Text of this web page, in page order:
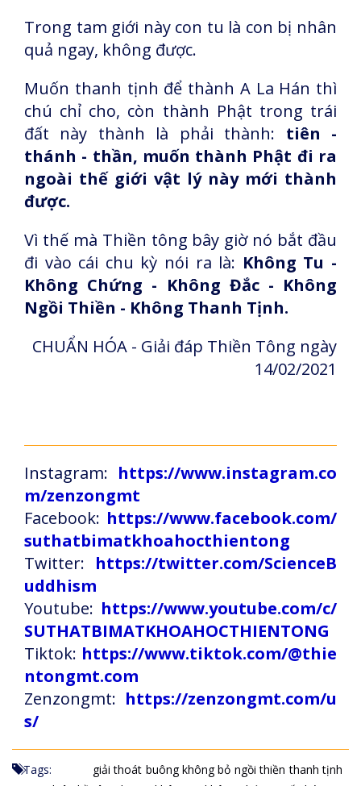
Trong tam giới này con tu là con bị nhân
quả ngay, không được.
Muốn thanh tịnh để thành A La Hán thì
chú chỉ cho, còn thành Phật trong trái
đất này thành là phải thành: tiên -
thánh - thần, muốn thành Phật đi ra
ngoài thế giới vật lý này mới thành
được.
Vì thế mà Thiền tông bây giờ nó bắt đầu
đi vào cái chu kỳ nói ra là: Không Tu -
Không Chứng - Không Đắc - Không
Ngồi Thiền - Không Thanh Tịnh.
CHUẨN HÓA - Giải đáp Thiền Tông ngày
14/02/2021
Instagram: https://www.instagram.co
m/zenzongmt
Facebook: https://www.facebook.com/
suthatbimatkhoahocthientong
Twitter: https://twitter.com/ScienceB
uddhism
Youtube: https://www.youtube.com/c/
SUTHATBIMATKHOAHOCTHIENTONG
Tiktok: https://www.tiktok.com/@thie
ntongmt.com
Zenzongmt: https://zenzongmt.com/u
s/
Tags: giải thoát buông không bỏ ngồi thiền thanh tịnh